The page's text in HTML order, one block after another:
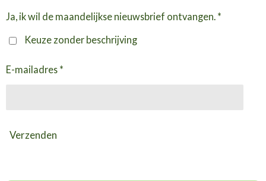
Ja, ik wil de maandelijkse nieuwsbrief ontvangen. *
Keuze zonder beschrijving
E-mailadres *
Verzenden